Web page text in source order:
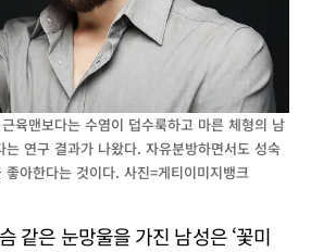
육맨보다는 수염이 덥수룩하고 마른 체형의 남
연구 결과가 나왔다. 자유분방하면서도 성숙
아한다는 것이다. 사진=게티이미지뱅크
같은 눈망울을 가진 남성은 ‘꽃미